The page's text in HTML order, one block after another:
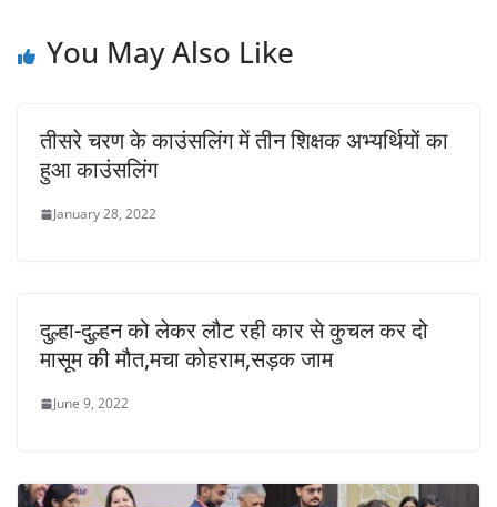
k
You May Also Like
तीसरे चरण के काउंसलिंग में तीन शिक्षक अभ्यर्थियों का
हुआ काउंसलिंग
January 28, 2022
दुल्हा-दुल्हन को लेकर लौट रही कार से कुचल कर दो
मासूम की मौत,मचा कोहराम,सड़क जाम
June 9, 2022